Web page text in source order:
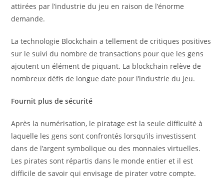
attirées par l’industrie du jeu en raison de l’énorme
demande.
La technologie Blockchain a tellement de critiques positives
sur le suivi du nombre de transactions pour que les gens
ajoutent un élément de piquant. La blockchain relève de
nombreux défis de longue date pour l’industrie du jeu.
Fournit plus de sécurité
Après la numérisation, le piratage est la seule difficulté à
laquelle les gens sont confrontés lorsqu’ils investissent
dans de l’argent symbolique ou des monnaies virtuelles.
Les pirates sont répartis dans le monde entier et il est
difficile de savoir qui envisage de pirater votre compte.